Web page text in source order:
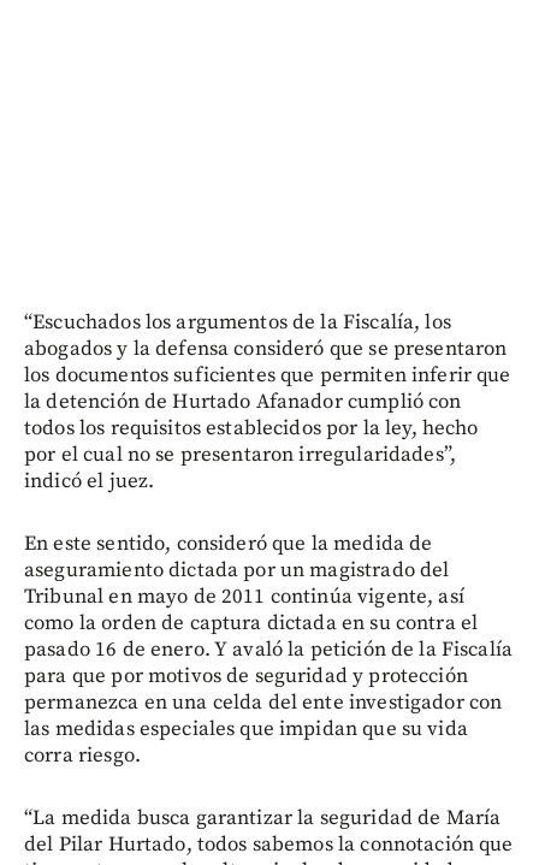
“Escuchados los argumentos de la Fiscalía, los
abogados y la defensa consideró que se presentaron
los documentos suficientes que permiten inferir que
la detención de Hurtado Afanador cumplió con
todos los requisitos establecidos por la ley, hecho
por el cual no se presentaron irregularidades”,
indicó el juez.
En este sentido, consideró que la medida de
aseguramiento dictada por un magistrado del
Tribunal en mayo de 2011 continúa vigente, así
como la orden de captura dictada en su contra el
pasado 16 de enero. Y avaló la petición de la Fiscalía
para que por motivos de seguridad y protección
permanezca en una celda del ente investigador con
las medidas especiales que impidan que su vida
corra riesgo.
“La medida busca garantizar la seguridad de María
del Pilar Hurtado, todos sabemos la connotación que